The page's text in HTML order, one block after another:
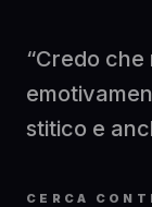
“Credo che
stitico e
CERCA